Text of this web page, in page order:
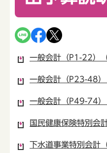
一般会計（P1-22）
一般会計（P23-48
一般会計（P49-74
国民健康保険特別会
下水道事業特別会計